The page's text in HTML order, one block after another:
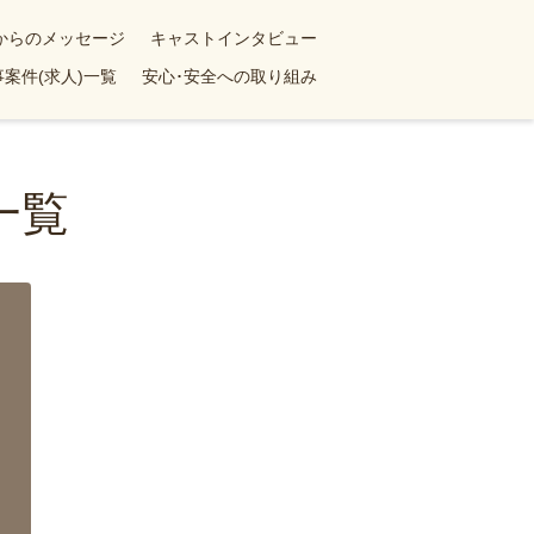
らのメッセージ
キャストインタビュー
案件(求人)一覧 安心･安全への取り組み
覧